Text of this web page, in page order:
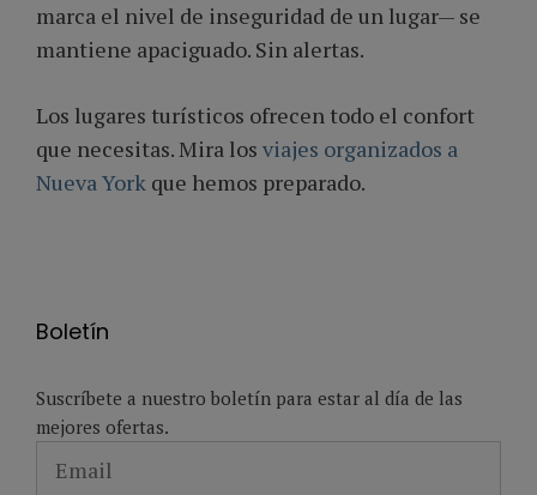
marca el nivel de inseguridad de un lugar— se
mantiene apaciguado. Sin alertas.
Los lugares turísticos ofrecen todo el confort
que necesitas. Mira los viajes organizados a
Nueva York que hemos preparado.
Boletín
Suscríbete a nuestro boletín para estar al día de las
mejores ofertas.